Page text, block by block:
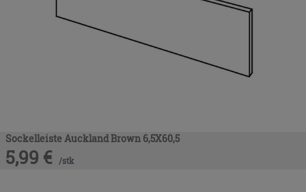
Sockelleiste Auckland Brown 6,5X60,5
5,99 € /stk